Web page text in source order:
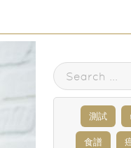
測試
食譜